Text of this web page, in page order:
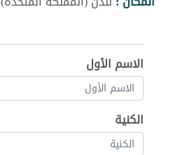
الاسم الأول
الكنية